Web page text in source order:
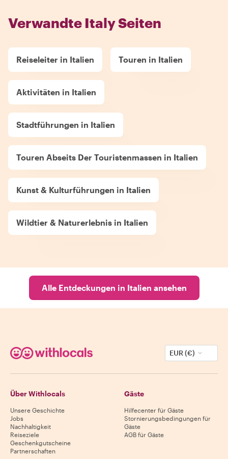
Verwandte Italy Seiten
Reiseleiter in Italien Touren in Italien
Aktivitäten in Italien
Stadtführungen in Italien
Touren Abseits Der Touristenmassen in Italien
Kunst & Kulturführungen in Italien
Wildtier & Naturerlebnis in Italien
Alle Entdeckungen in Italien ansehen
EUR (€)
Über Withlocals
Unsere Geschichte
Jobs
Nachhaltigkeit
Reiseziele
Geschenkgutscheine
Partnerschaften
Gäste
Hilfecenter für Gäste
Stornierungsbedingungen für
Gäste
AGB für Gäste